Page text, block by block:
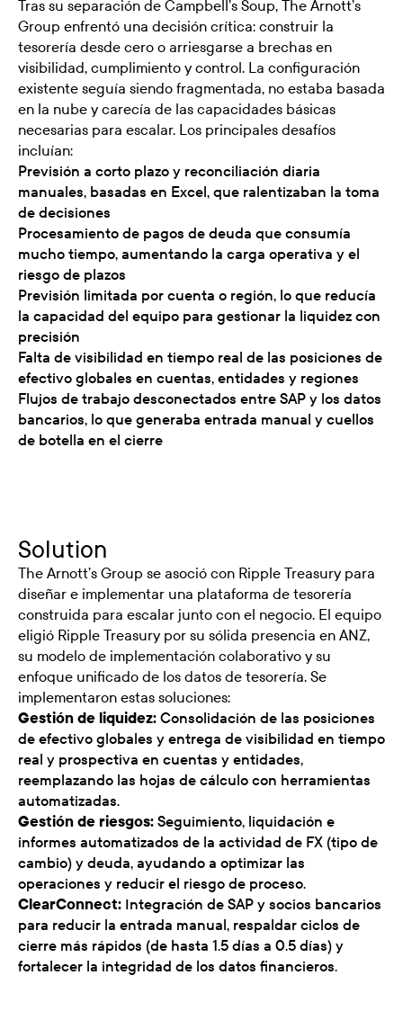
Tras su separación de Campbell’s Soup, The Arnott’s
Group enfrentó una decisión crítica: construir la
tesorería desde cero o arriesgarse a brechas en
visibilidad, cumplimiento y control. La configuración
existente seguía siendo fragmentada, no estaba basada
en la nube y carecía de las capacidades básicas
necesarias para escalar. Los principales desafíos
incluían:
Previsión a corto plazo y reconciliación diaria
manuales, basadas en Excel, que ralentizaban la toma
de decisiones
Procesamiento de pagos de deuda que consumía
mucho tiempo, aumentando la carga operativa y el
riesgo de plazos
Previsión limitada por cuenta o región, lo que reducía
la capacidad del equipo para gestionar la liquidez con
precisión
Falta de visibilidad en tiempo real de las posiciones de
efectivo globales en cuentas, entidades y regiones
Flujos de trabajo desconectados entre SAP y los datos
bancarios, lo que generaba entrada manual y cuellos
de botella en el cierre
Solution
The Arnott’s Group se asoció con Ripple Treasury para
diseñar e implementar una plataforma de tesorería
construida para escalar junto con el negocio. El equipo
eligió Ripple Treasury por su sólida presencia en ANZ,
su modelo de implementación colaborativo y su
enfoque unificado de los datos de tesorería. Se
implementaron estas soluciones:
Gestión de liquidez: Consolidación de las posiciones
de efectivo globales y entrega de visibilidad en tiempo
real y prospectiva en cuentas y entidades,
reemplazando las hojas de cálculo con herramientas
automatizadas.
Gestión de riesgos: Seguimiento, liquidación e
informes automatizados de la actividad de FX (tipo de
cambio) y deuda, ayudando a optimizar las
operaciones y reducir el riesgo de proceso.
ClearConnect: Integración de SAP y socios bancarios
para reducir la entrada manual, respaldar ciclos de
cierre más rápidos (de hasta 1.5 días a 0.5 días) y
fortalecer la integridad de los datos financieros.